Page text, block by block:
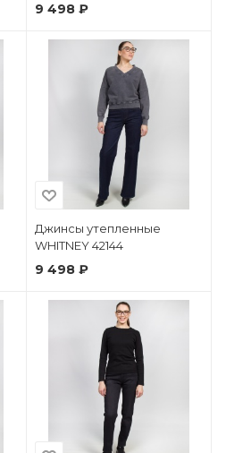
9 498 ₽
Джинсы утепленные
WHITNEY 42144
9 498 ₽